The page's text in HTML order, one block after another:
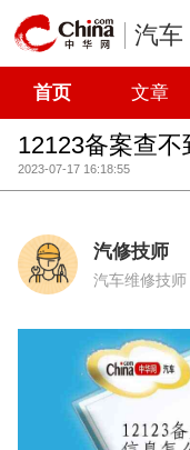
汽车
首页 文章
12123备案查不
2023-07-17 16:18:55
汽修技师
汽车维修技师